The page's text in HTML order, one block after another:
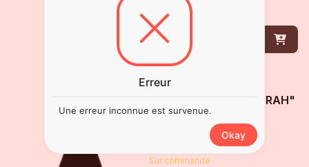
DÉCOUVRIR
CHÂTEAU D'AYDIE,
ARAMIS "TANNAT SYRAH"
2018
Vin de France
Sur commande
Erreur
Une erreur inconnue est survenue.
Okay